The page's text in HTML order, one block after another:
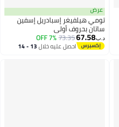
2
عرض
تومي هيلفيغر إسبادريل إسفين
ساتان بحروف أولى
د.ب‏67.58
73.35
7% OFF
احصل عليه خلال 13 - 14